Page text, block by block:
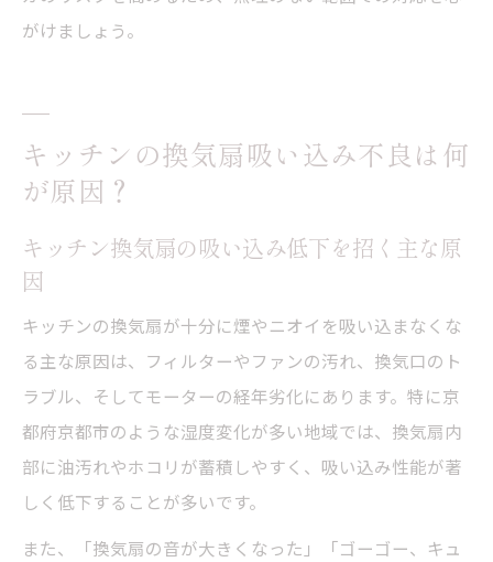
がけましょう。
キッチンの換気扇吸い込み不良は何
が原因？
キッチン換気扇の吸い込み低下を招く主な原
因
キッチンの換気扇が十分に煙やニオイを吸い込まなくな
る主な原因は、フィルターやファンの汚れ、換気口のト
ラブル、そしてモーターの経年劣化にあります。特に京
都府京都市のような湿度変化が多い地域では、換気扇内
部に油汚れやホコリが蓄積しやすく、吸い込み性能が著
しく低下することが多いです。
また、「換気扇の音が大きくなった」「ゴーゴー、キュ